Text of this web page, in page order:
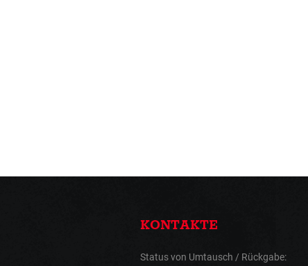
KONTAKTE
Status von Umtausch / Rückgabe: